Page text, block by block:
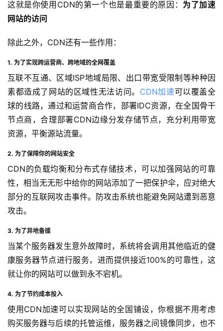
这就是你使用CDN的第一个也是最重要的原因： 为了加速
网站的访问
除此之外，CDN还有一些作用：
1. 为了实现跨运营商、跨地域的全网覆盖
互联不互通、区域ISP地域局限、出口带宽受限制等种种因
素都造成了网站的区域性无法访问。 CDN加速可以覆盖全
球的线路，通过和运营商合作，部署IDC资源，在全国骨干
节点商，合理部署CDN边缘分发存储节点，充分利用带宽
资源，平衡源站流量。
2. 为了保障你的网站安全
CDN的负载均衡和分布式存储技术，可以加强网站的可靠
性，相当无无形中给你的网站添加了一把保护伞，应对绝大
部分的互联网攻击事件。防攻击系统也能避免网站遭到恶意
攻击。
3. 为了异地备援
当某个服务器发生意外故障时，系统将会调用其他临近的健
康服务器节点进行服务，进而提供接近100%的可靠性，这
就让你的网站可以做到永不宕机。
4. 为了节约成本投入
使用CDN加速可以实现网站的全国铺设，你根据不用考虑
购买服务器与后续的托管运维，服务器之间镜像同步，也不